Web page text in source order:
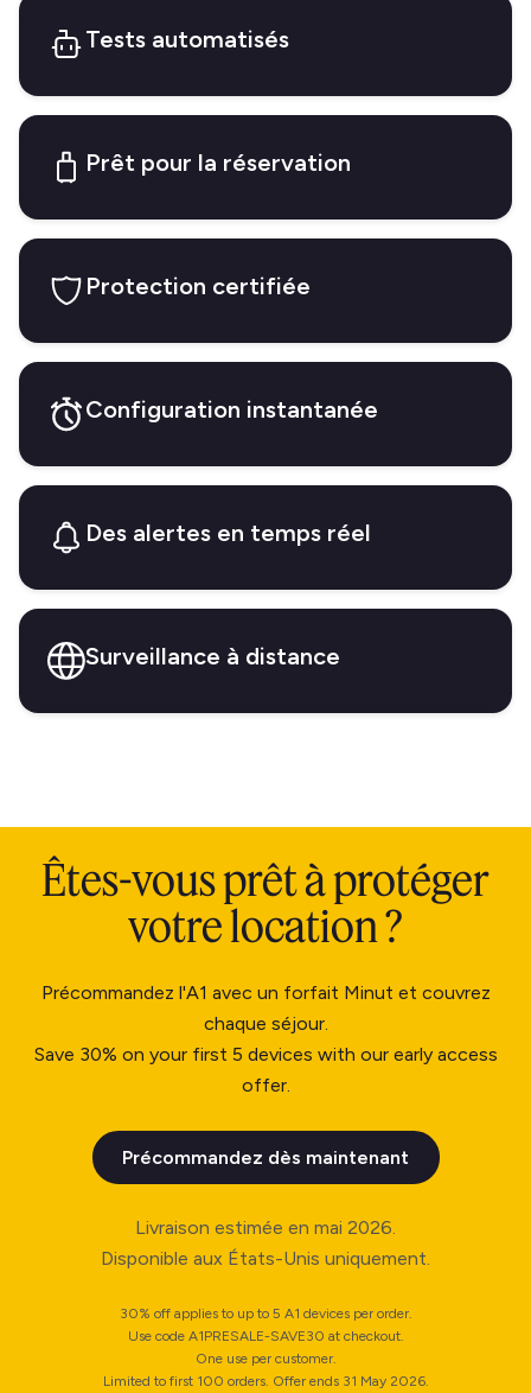
Tests automatisés
Prêt pour la réservation
Protection certifiée
Configuration instantanée
Des alertes en temps réel
Surveillance à distance
Êtes-vous prêt à protéger
votre location ?
Précommandez l'A1 avec un forfait Minut et couvrez
chaque séjour.
Save 30% on your first 5 devices with our early access
offer.
Précommandez dès maintenant
Livraison estimée en mai 2026.
Disponible aux États-Unis uniquement.
30% off applies to up to 5 A1 devices per order.
Use code A1PRESALE-SAVE30 at checkout.
One use per customer.
Limited to first 100 orders. Offer ends 31 May 2026.